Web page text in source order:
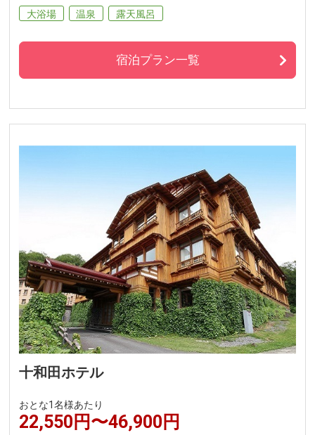
大浴場 温泉 露天風呂
宿泊プラン一覧
十和田ホテル
おとな1名様あたり
22,550円〜46,900円